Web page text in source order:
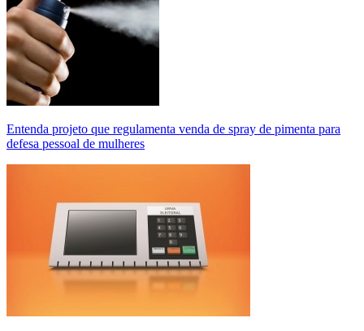
Entenda projeto que regulamenta venda de spray de pimenta para
defesa pessoal de mulheres